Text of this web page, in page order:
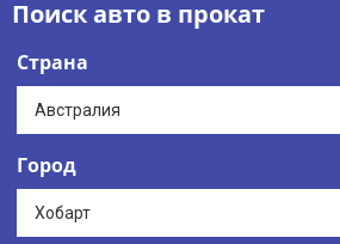
Поиск авто в прокат
Страна
Город